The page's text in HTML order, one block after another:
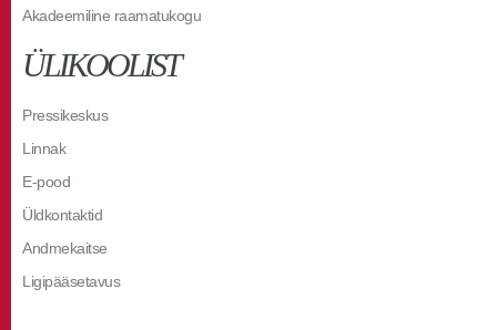
Akadeemiline raamatukogu
ÜLIKOOLIST
Pressikeskus
Linnak
E-pood
Üldkontaktid
Andmekaitse
Ligipääsetavus